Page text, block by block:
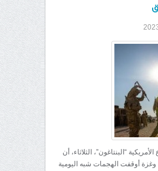
“البنتاغون”، الثلاثاء، أن
وغزة أوقفت الهجمات شبه اليومية